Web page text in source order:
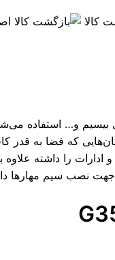
بیسیم و… استفاده
که فضا به قدر
را داشته علاوه
نصب سیم مهارها